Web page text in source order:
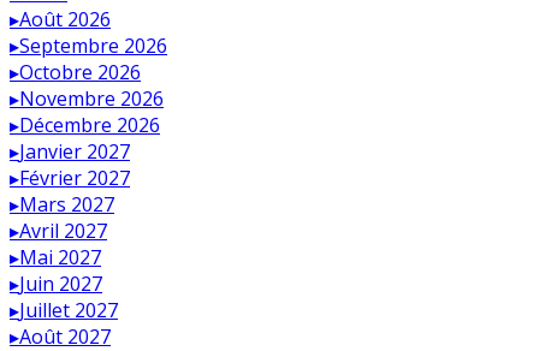
▸Août 2026
▸Septembre 2026
▸Octobre 2026
▸Novembre 2026
▸Décembre 2026
▸Janvier 2027
▸Février 2027
▸Mars 2027
▸Avril 2027
▸Mai 2027
▸Juin 2027
▸Juillet 2027
▸Août 2027